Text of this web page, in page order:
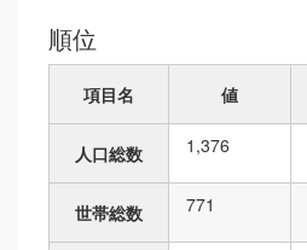
順位
項目名 値
人口総数 1,376
世帯総数 771